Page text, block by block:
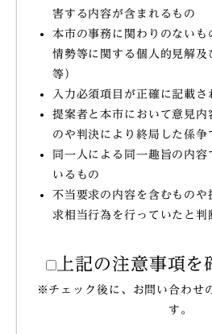
害する内容が含まれるもの
本市の事務に関わりのないも
情勢等に関する個人的見解及
等）
入力必須項目が正確に記載さ
提案者と本市において意見内
のや判決により終局した係争
同一人による同一趣旨の内
いるもの
不当要求の内容を含むものや
求相当行為を行っていたと判
上記の注意事項を
※チェック後に、お問い合わせ
す。